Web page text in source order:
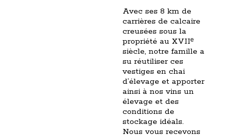
Avec ses 8 km de
carrières de calcaire
creusées sous la
propriété au XVIIᵉ
siècle, notre famille a
su réutiliser ces
vestiges en chai
d’élevage et apporter
ainsi à nos vins un
élevage et des
conditions de
stockage idéals.
Nous vous recevons